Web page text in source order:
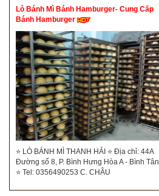
Lò Bánh Mì Bánh Hamburger- Cung Cấp
Bánh Hamburger
⭐ LÒ BÁNH MÌ THANH HẢI ⭐ Địa chỉ: 44A
Đường số 8, P. Bình Hưng Hòa A - Bình Tân
⭐ Tel: 0356490253 C. CHÂU